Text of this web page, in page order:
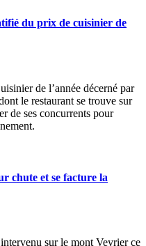
du prix de cuisinier de
de l’année décerné par
le restaurant se trouve sur
de ses concurrents pour
chute et se facture la
sur le mont Veyrier ce